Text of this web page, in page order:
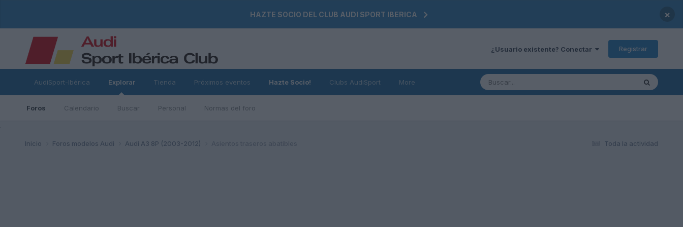
HAZTE SOCIO DEL CLUB AUDI SPORT IBERICA ×
¿Usuario existente? Conectar Registrar
AudiSport-Ibérica Explorar
Foros Calendario Buscar Personal Normas del foro
Tienda Próximos eventos Hazte Socio! Clubs AudiSport More
Toda la actividad
Inicio Foros modelos Audi Audi A3 8P (2003-2012)